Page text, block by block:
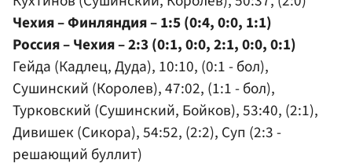
Чехия – Финляндия – 1:5 (0:4, 0:0, 1:1)
Россия – Чехия – 2:3 (0:1, 0:0, 2:1, 0:0, 0:1)
Гейда (Кадлец, Дуда), 10:10, (0:1 - бол),
Сушинский (Королев), 47:02, (1:1 - бол),
Турковский (Сушинский, Бойков), 53:40, (2:1),
Дивишек (Сикора), 54:52, (2:2), Суп (2:3 -
решающий буллит)